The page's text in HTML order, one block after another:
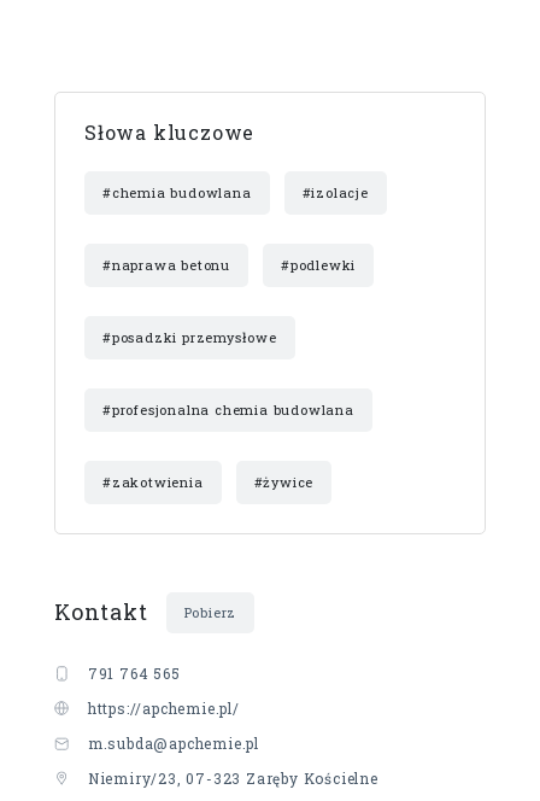
Słowa kluczowe
#chemia budowlana #izolacje
#naprawa betonu #podlewki
#posadzki przemysłowe
#profesjonalna chemia budowlana
#zakotwienia #żywice
Kontakt Pobierz
791 764 565
https://apchemie.pl/
m.subda@apchemie.pl
Niemiry/23, 07-323 Zaręby Kościelne